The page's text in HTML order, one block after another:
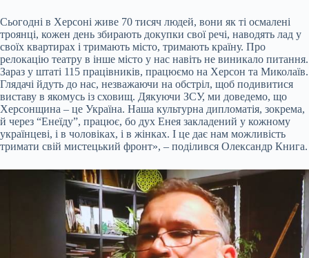
Сьогодні в Херсоні живе 70 тисяч людей, вони як ті осмалені
троянці, кожен день збирають докупки свої речі, наводять лад у
своїх квартирах і тримають місто, тримають країну. Про
релокацію театру в інше місто у нас навіть не виникало питання.
Зараз у штаті 115 працівників, працюємо на Херсон та Миколаїв.
Глядачі йдуть до нас, незважаючи на обстріл, щоб подивитися
виставу в якомусь із сховищ. Дякуючи ЗСУ, ми доведемо, що
Херсонщина – це Україна. Наша культурна дипломатія, зокрема,
й через “Енеїду”, працює, бо дух Енея закладений у кожному
українцеві, і в чоловіках, і в жінках. І це дає нам можливість
тримати свій мистецький фронт», – поділився Олександр Книга.